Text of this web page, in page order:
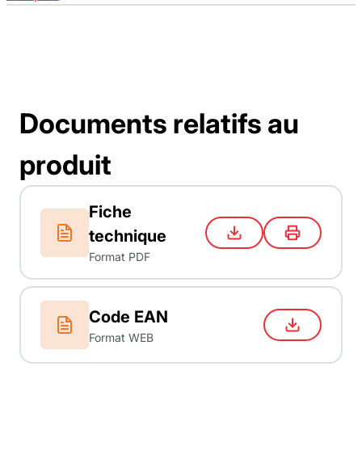
Documents relatifs au
produit
Fiche
technique
Format PDF
Code EAN
Format WEB